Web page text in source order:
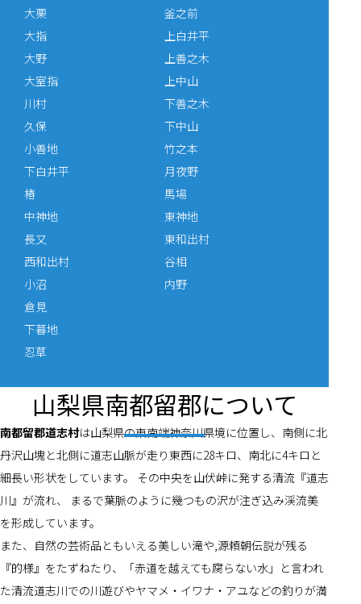
大栗
大指
大野
大室指
釜之前
上白井平
上善之木
上中山
川村
久保
小善地
下白井平
下善之木
下中山
竹之本
月夜野
椿
中神地
長又
西和出村
馬場
東神地
東和出村
谷相
小沼
倉見
下暮地
内野
忍草
山梨県南都留郡について
南都留郡道志村は山梨県の東南端神奈川県境に位置し、南側に北
丹沢山塊と北側に道志山脈が走り東西に28キロ、南北に4キロと
細長い形状をしています。 その中央を山伏峠に発する清流『道志
川』が流れ、 まるで葉脈のように幾つもの沢が注ぎ込み渓流美
を形成しています。
また、自然の芸術品ともいえる美しい滝や,源頼朝伝説が残る
『的様』をたずねたり、「赤道を越えても腐らない水」と言われ
た清流道志川での川遊びやヤマメ・イワナ・アユなどの釣りが満